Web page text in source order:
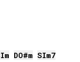
m DO#m SIm7